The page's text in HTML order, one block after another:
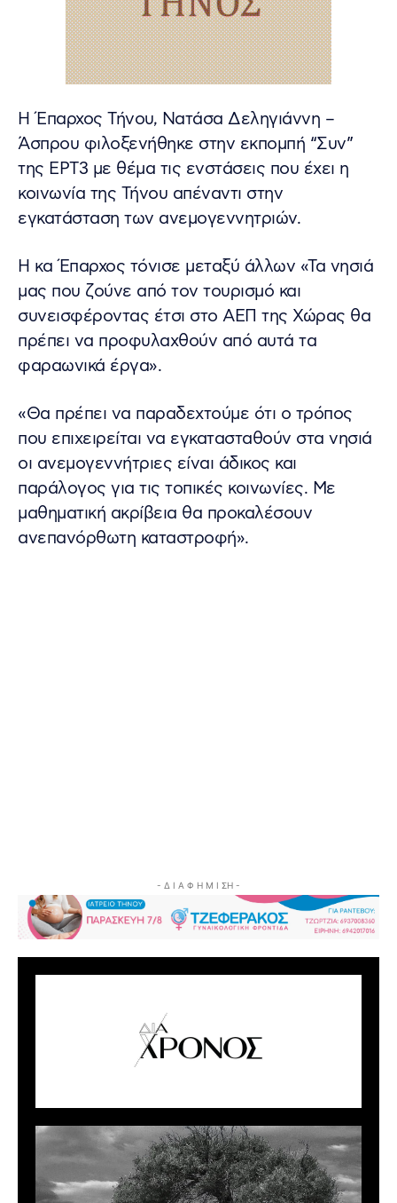
Η Έπαρχος Τήνου, Νατάσα Δεληγιάννη –
Άσπρου φιλοξενήθηκε στην εκπομπή “Συν”
της ΕΡΤ3 με θέμα τις ενστάσεις που έχει η
κοινωνία της Τήνου απέναντι στην
εγκατάσταση των ανεμογεννητριών.
Η κα Έπαρχος τόνισε μεταξύ άλλων «Τα νησιά
μας που ζούνε από τον τουρισμό και
συνεισφέροντας έτσι στο ΑΕΠ της Χώρας θα
πρέπει να προφυλαχθούν από αυτά τα
φαραωνικά έργα».
«Θα πρέπει να παραδεχτούμε ότι ο τρόπος
που επιχειρείται να εγκατασταθούν στα νησιά
οι ανεμογεννήτριες είναι άδικος και
παράλογος για τις τοπικές κοινωνίες. Με
μαθηματική ακρίβεια θα προκαλέσουν
ανεπανόρθωτη καταστροφή».
- Δ Ι Α Φ Η Μ Ι ΣΗ -